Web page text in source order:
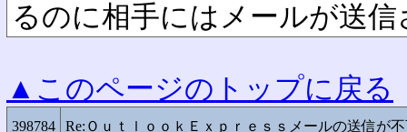
るのに相手にはメールが送
▲このページのトップに戻る
398784 Re:ＯｕｔｌｏｏｋＥｘｐｒｅｓｓメールの送信が